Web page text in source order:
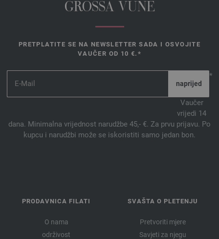
GROSSA VUNE
PRETPLATITE SE NA NEWSLETTER SADA I OSVOJITE
VAUČER OD 10 €.*
*
Vaučer
vrijedi 14
dana. Minimalna vrijednost narudžbe 45,- €. Za prvu prijavu. Po
kupcu i narudžbi može se iskoristiti samo jedan bon.
PRODAVNICA FILATI
O nama
održivost
SVAŠTA O PLETENJU
Pretvoriti mjere
Savjeti za njegu